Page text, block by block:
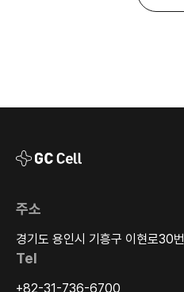
주소
경기도 용인시 기흥구 이현로30
Tel
+82-31-736-6700